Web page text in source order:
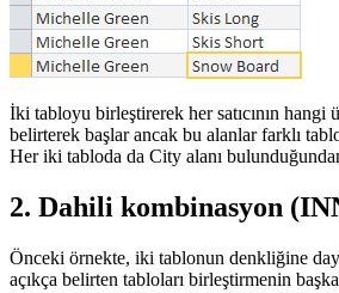
İki tabloyu birleştirerek her satıcının
belirterek başlar ancak bu alanlar farklı
Her iki tabloda da City alanı
2. Dahili kombinasyon
Önceki örnekte, iki tablonun denkliğine
açıkça belirten tabloları birleştirmenin